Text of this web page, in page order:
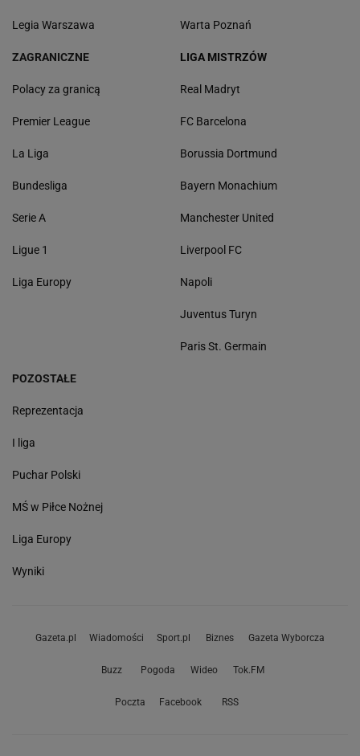
Legia Warszawa Warta Poznań
ZAGRANICZNE
Polacy za granicą
Premier League
La Liga
Bundesliga
Serie A
Ligue 1
Liga Europy
LIGA MISTRZÓW
Real Madryt
FC Barcelona
Borussia Dortmund
Bayern Monachium
Manchester United
Liverpool FC
Napoli
Juventus Turyn
Paris St. Germain
POZOSTAŁE
Reprezentacja
I liga
Puchar Polski
MŚ w Piłce Nożnej
Liga Europy
Wyniki
Gazeta.pl Wiadomości Sport.pl Biznes Gazeta Wyborcza
Buzz Pogoda Wideo Tok.FM
Poczta Facebook RSS